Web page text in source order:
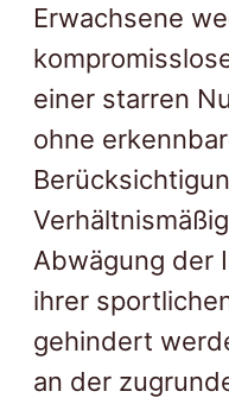
Erwachsene
einer starren
ohne
Abwägung der
ihrer
gehindert
an der